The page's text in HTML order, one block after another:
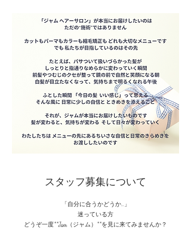
スタッフ募集について
「自分に合うかどうか…」
迷っている方
どうぞ一度**Jam（ジャム）**を見に来てみませんか？